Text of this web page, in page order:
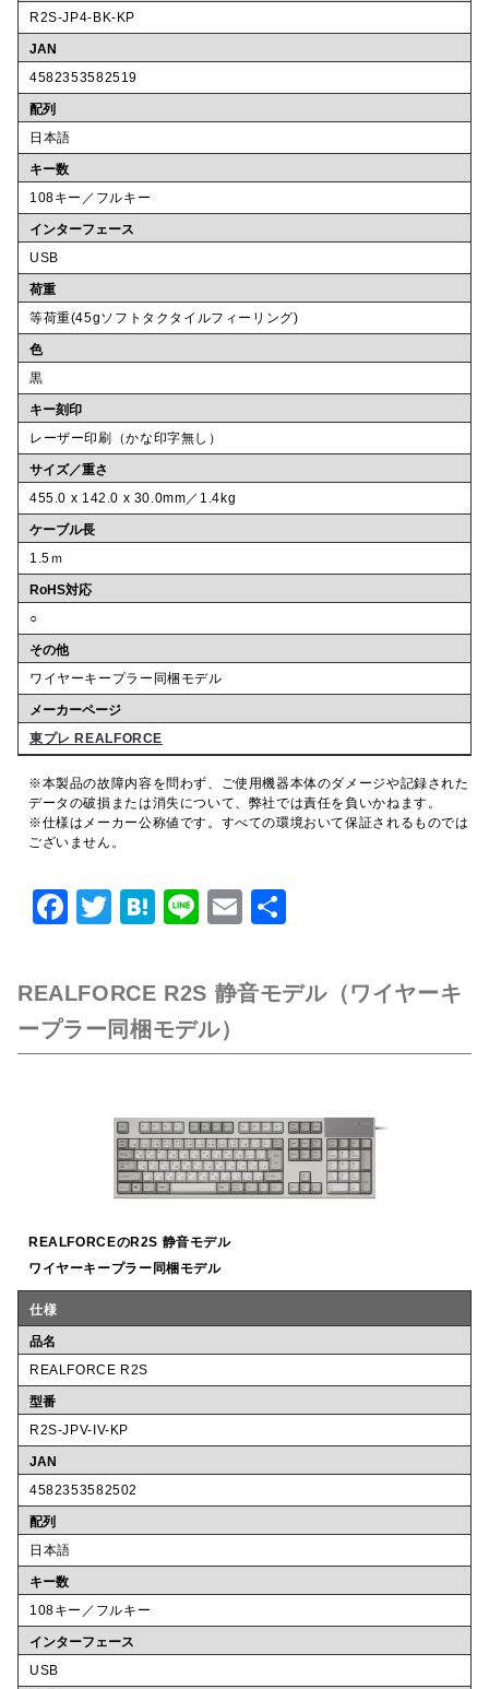
R2S-JP4-BK-KP
JAN
4582353582519
配列
日本語
キー数
108キー／フルキー
インターフェース
USB
荷重
等荷重(45gソフトタクタイルフィーリング)
色
黒
キー刻印
レーザー印刷（かな印字無し）
サイズ／重さ
455.0 x 142.0 x 30.0mm／1.4kg
ケーブル長
1.5ｍ
RoHS対応
○
その他
ワイヤーキープラー同梱モデル
メーカーページ
東プレ REALFORCE
※本製品の故障内容を問わず、ご使用機器本体のダメージや記録された
データの破損または消失について、弊社では責任を負いかねます。
※仕様はメーカー公称値です。すべての環境おいて保証されるものでは
ございません。
F
c
e
b
T
it
te
r
H
e
n
a
Li
e
E
ai
l
REALFORCE R2S 静音モデル（ワイヤーキ
ープラー同梱モデル）
REALFORCEのR2S 静音モデル
ワイヤーキープラー同梱モデル
仕様
品名
REALFORCE R2S
型番
R2S-JPV-IV-KP
JAN
4582353582502
配列
日本語
キー数
108キー／フルキー
インターフェース
USB